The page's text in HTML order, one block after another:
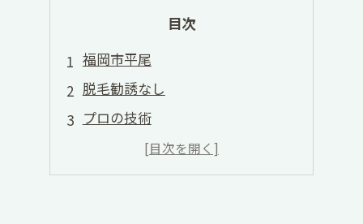
目次
福岡市平尾
脱毛勧誘なし
プロの技術
心地よい空間
お得なキャンペーン